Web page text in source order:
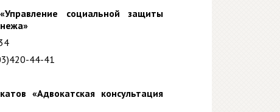
социальной защиты
44-41
«Адвокатская консультация